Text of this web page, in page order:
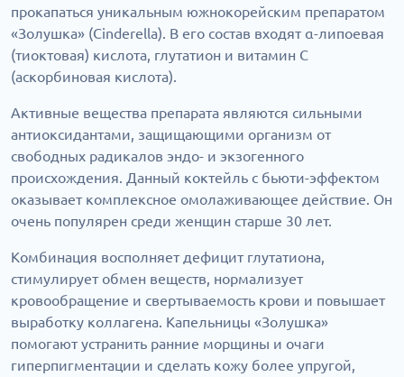
прокапаться уникальным южнокорейским препаратом
«Золушка» (Cinderella). В его состав входят α-липоевая
(тиоктовая) кислота, глутатион и витамин С
(аскорбиновая кислота).
Активные вещества препарата являются сильными
антиоксидантами, защищающими организм от
свободных радикалов эндо- и экзогенного
происхождения. Данный коктейль с бьюти-эффектом
оказывает комплексное омолаживающее действие. Он
очень популярен среди женщин старше 30 лет.
Комбинация восполняет дефицит глутатиона,
стимулирует обмен веществ, нормализует
кровообращение и свертываемость крови и повышает
выработку коллагена. Капельницы «Золушка»
помогают устранить ранние морщины и очаги
гиперпигментации и сделать кожу более упругой,